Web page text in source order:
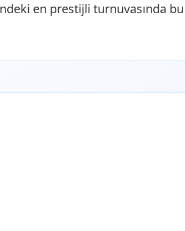
en prestijli turnuvasında